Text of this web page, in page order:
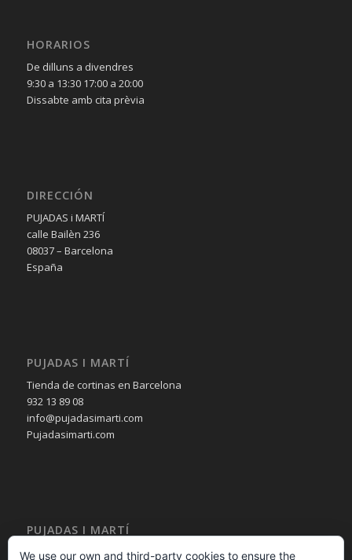
HORARIOS
De dilluns a divendres
9:30 a 13:30 17:00 a 20:00
Dissabte amb cita prèvia
DIRECCIÓN
PUJADAS i MARTÍ
calle Bailèn 236
08037 – Barcelona
España
PUJADAS I MARTÍ
Tienda de cortinas en Barcelona
932 13 89 08
info@pujadasimarti.com
Pujadasimarti.com
PUJADAS I MARTÍ
Cortinas en Barcelona
We use our own and third-party cookies to ensure the